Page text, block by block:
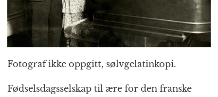
Fotograf ikke oppgitt, sølvgelatinkopi.
Fødselsdagsselskap til ære for den franske